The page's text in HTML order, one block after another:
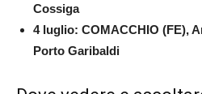
Cossiga
4 luglio: COMACCHIO (FE),
Porto Garibaldi